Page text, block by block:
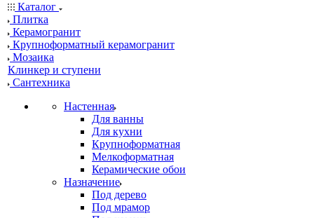
Каталог
Плитка
Керамогранит
Крупноформатный керамогранит
Мозаика
Клинкер и ступени
Сантехника
Настенная
Для ванны
Для кухни
Крупноформатная
Мелкоформатная
Керамические обои
Назначение
Под дерево
Под мрамор